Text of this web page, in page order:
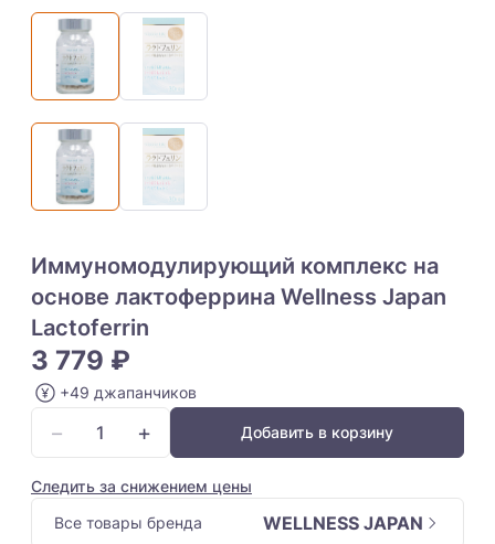
Иммуномодулирующий комплекс на
основе лактоферрина Wellness Japan
Lactoferrin
3 779 ₽
+49 джапанчиков
− + Добавить в корзину
Следить за снижением цены
Все товары бренда
WELLNESS JAPAN